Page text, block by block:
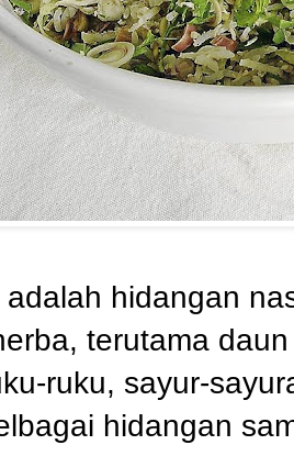
adalah hidangan
terutama
ruku, sayur-
hidangan